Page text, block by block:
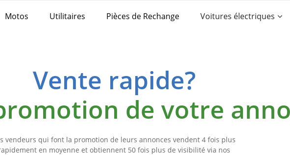
Motos Utilitaires Pièces de Rechange Voitures électriques
Vente rapide?
de votre
vendeurs qui font la promotion de leurs annonces vendent 4 fois plus
en moyenne et obtiennent 50 fois plus de visibilité via nos